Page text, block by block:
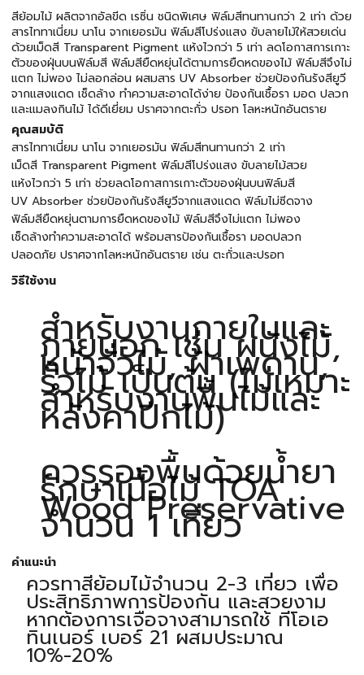
สีย้อมไม้ ผลิตจากอัลขีด เรซิ่น ชนิดพิเศษ ฟิล์มสีทนทานกว่า 2 เท่า ด้วย
สารไททาเนี่ยม นาโน จากเยอรมัน ฟิล์มสีโปร่งแสง ขับลายไม้ให้สวยเด่น
ด้วยเม็ดสี Transparent Pigment แห้งไวกว่า 5 เท่า ลดโอกาสการเกาะ
ตัวของฝุ่นบนฟิล์มสี ฟิล์มสียืดหยุ่นได้ตามการยืดหดของไม้ ฟิล์มสีจึงไม่
แตก ไม่พอง ไม่ลอกล่อน ผสมสาร UV Absorber ช่วยป้องกันรังสียูวี
จากแสงแดด เช็ดล้าง ทำความสะอาดได้ง่าย ป้องกันเชื้อรา มอด ปลวก
และแมลงกินไม้ ได้ดีเยี่ยม ปราศจากตะกั่ว ปรอท โลหะหนักอันตราย
คุณสมบัติ
สารไททาเนี่ยม นาโน จากเยอรมัน ฟิล์มสีทนทานกว่า 2 เท่า
เม็ดสี Transparent Pigment ฟิล์มสีโปร่งแสง ขับลายไม้สวย
แห้งไวกว่า 5 เท่า ช่วยลดโอกาสการเกาะตัวของฝุ่นบนฟิล์มสี
UV Absorber ช่วยป้องกันรังสียูวีจากแสงแดด ฟิล์มไม่ซีดจาง
ฟิล์มสียืดหยุ่นตามการยืดหดของไม้ ฟิล์มสีจึงไม่แตก ไม่พอง
เช็ดล้างทำความสะอาดได้ พร้อมสารป้องกันเชื้อรา มอดปลวก
ปลอดภัย ปราศจากโลหะหนักอันตราย เช่น ตะกั่วและปรอท
วิธีใช้งาน
สำหรับงานภายในและ
ภายนอก เช่น ผนังไม้,
หน้าจั่วไม้, ฝ้าเพดาน,
รั้วไม้ เป็นต้น (ไม่เหมาะ
สำหรับงานพื้นไม้และ
หลังคาปีกไม้)
ควรรองพื้นด้วยน้ำยา
รักษาเนื้อไม้ TOA
Wood Preservative
จำนวน 1 เที่ยว
คำแนะนำ
ควรทาสีย้อมไม้จำนวน 2-3 เที่ยว เพื่อ
ประสิทธิภาพการป้องกัน และสวยงาม
หากต้องการเจือจางสามารถใช้ ทีโอเอ
ทินเนอร์ เบอร์ 21 ผสมประมาณ
10%-20%